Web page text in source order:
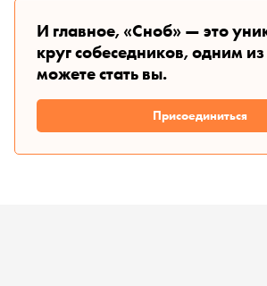
И главное, «Сноб» — это
круг собеседников, одним
можете стать вы.
Присоединиться